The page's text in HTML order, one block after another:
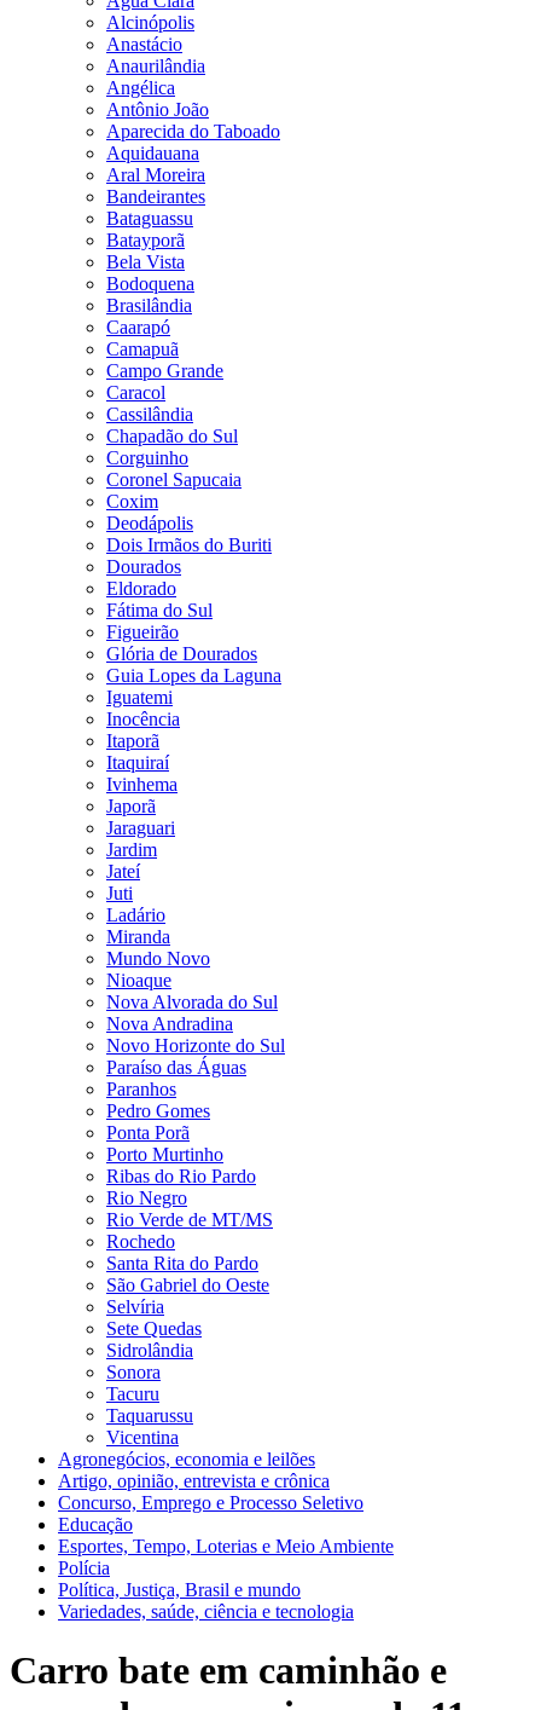
Alcinópolis
Anastácio
Anaurilândia
Angélica
Antônio João
Aparecida do Taboado
Aquidauana
Aral Moreira
Bandeirantes
Bataguassu
Batayporã
Bela Vista
Bodoquena
Brasilândia
Caarapó
Camapuã
Campo Grande
Caracol
Cassilândia
Chapadão do Sul
Corguinho
Coronel Sapucaia
Coxim
Deodápolis
Dois Irmãos do Buriti
Dourados
Eldorado
Fátima do Sul
Figueirão
Glória de Dourados
Guia Lopes da Laguna
Iguatemi
Inocência
Itaporã
Itaquiraí
Ivinhema
Japorã
Jaraguari
Jardim
Jateí
Juti
Ladário
Miranda
Mundo Novo
Nioaque
Nova Alvorada do Sul
Nova Andradina
Novo Horizonte do Sul
Paraíso das Águas
Paranhos
Pedro Gomes
Ponta Porã
Porto Murtinho
Ribas do Rio Pardo
Rio Negro
Rio Verde de MT/MS
Rochedo
Santa Rita do Pardo
São Gabriel do Oeste
Selvíria
Sete Quedas
Sidrolândia
Sonora
Tacuru
Taquarussu
Vicentina
Agronegócios, economia e leilões
Artigo, opinião, entrevista e crônica
Concurso, Emprego e Processo Seletivo
Educação
Esportes, Tempo, Loterias e Meio Ambiente
Polícia
Política, Justiça, Brasil e mundo
Variedades, saúde, ciência e tecnologia
Carro bate em caminhão e